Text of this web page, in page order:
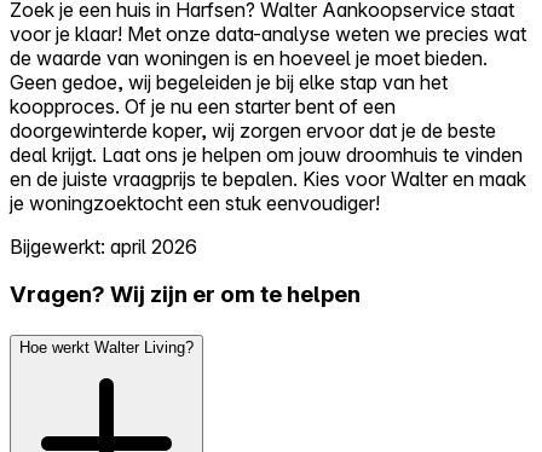
Zoek je een huis in Harfsen? Walter Aankoopservice staat
voor je klaar! Met onze data-analyse weten we precies wat
de waarde van woningen is en hoeveel je moet bieden.
Geen gedoe, wij begeleiden je bij elke stap van het
koopproces. Of je nu een starter bent of een
doorgewinterde koper, wij zorgen ervoor dat je de beste
deal krijgt. Laat ons je helpen om jouw droomhuis te vinden
en de juiste vraagprijs te bepalen. Kies voor Walter en maak
je woningzoektocht een stuk eenvoudiger!
Bijgewerkt: april 2026
Vragen? Wij zijn er om te helpen
Hoe werkt Walter Living?